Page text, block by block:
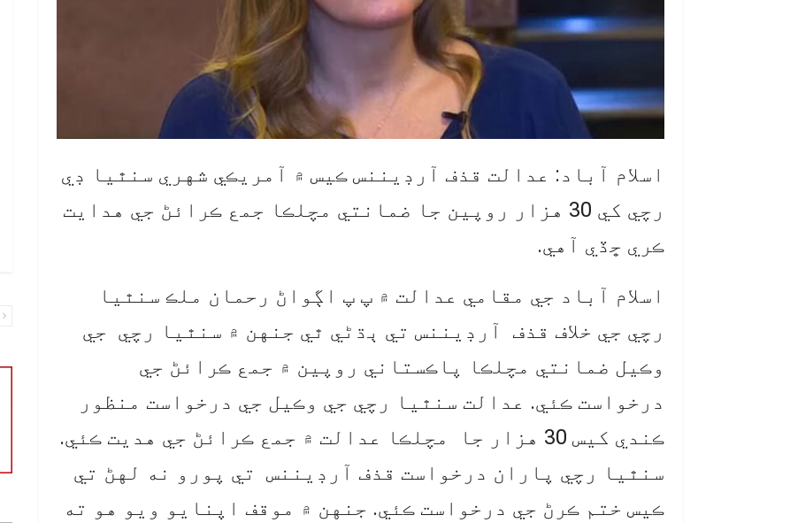
اسلام آباد: عدالت قذف آرڊيننس ڪيس ۾ آمريڪي شهري سنٿيا ڊي
رچي کي 30 هزار روپين جا ضمانتي مچلڪا جمع ڪرائڻ جي هدايت
ڪري ڇڏي آهي.
اسلام آباد جي مقامي عدالت ۾ پ پ اڳواڻ رحمان ملڪ سنٿيا
رچي جي خلاف قذف آرڊيننس تي ٻڌڻي ٿي جنهن ۾ سنٿيا رچي جي
وڪيل ضمانتي مچلڪا پاڪستاني روپين ۾ جمع ڪرائڻ جي
درخواست ڪئي. عدالت سنٿيا رچي جي وڪيل جي درخواست منظور
ڪندي کيس 30 هزار جا مچلڪا عدالت ۾ جمع ڪرائڻ جي هديت ڪئي.
سنٿيا رچي پاران درخواست قذف آرڊيننس تي پورو نه لهڻ تي
ڪيس ختم ڪرڻ جي درخواست ڪئي. جنهن ۾ موقف اپنايو ويو هو ته